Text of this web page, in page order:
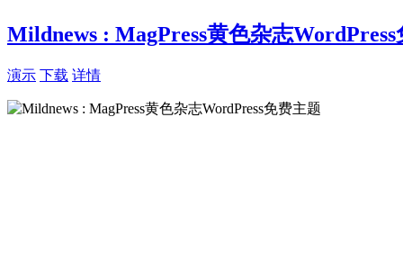
Mildnews : MagPress黄色杂志
演示 下载 详情